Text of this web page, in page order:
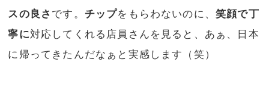
スの良さ です。 チップをもらわないのに、笑顔で丁
寧に対応してくれる店員さんを見ると、あぁ、日本
に帰ってきたんだなぁと実感します（笑）